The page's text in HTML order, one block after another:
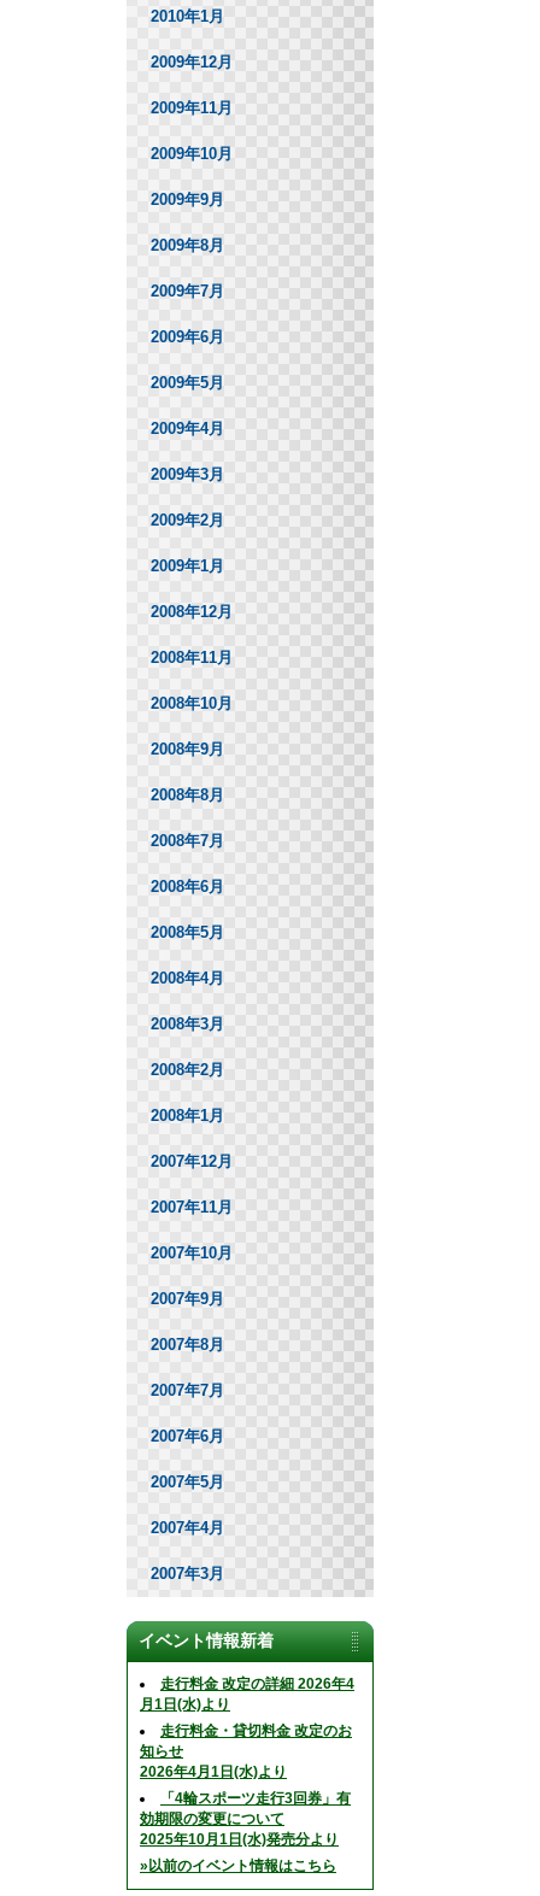
2010年1月
2009年12月
2009年11月
2009年10月
2009年9月
2009年8月
2009年7月
2009年6月
2009年5月
2009年4月
2009年3月
2009年2月
2009年1月
2008年12月
2008年11月
2008年10月
2008年9月
2008年8月
2008年7月
2008年6月
2008年5月
2008年4月
2008年3月
2008年2月
2008年1月
2007年12月
2007年11月
2007年10月
2007年9月
2007年8月
2007年7月
2007年6月
2007年5月
2007年4月
2007年3月
イベント情報新着
走行料金 改定の詳細 2026年4
月1日(水)より
走行料金・貸切料金 改定のお
知らせ
2026年4月1日(水)より
「4輪スポーツ走行3回券」有
効期限の変更について
2025年10月1日(水)発売分より
»以前のイベント情報はこちら